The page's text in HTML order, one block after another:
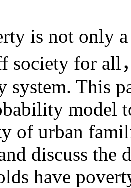
is not only
society for all
system. This
model
of urban
discuss the
have